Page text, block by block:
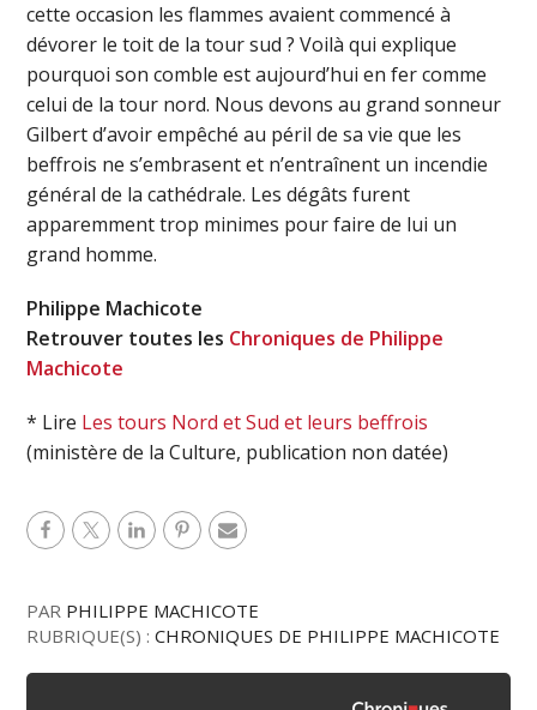
cette occasion les flammes avaient commencé à
dévorer le toit de la tour sud ? Voilà qui explique
pourquoi son comble est aujourd’hui en fer comme
celui de la tour nord. Nous devons au grand sonneur
Gilbert d’avoir empêché au péril de sa vie que les
beffrois ne s’embrasent et n’entraînent un incendie
général de la cathédrale. Les dégâts furent
apparemment trop minimes pour faire de lui un
grand homme.
Philippe Machicote
Retrouver toutes les Chroniques de Philippe
Machicote
* Lire Les tours Nord et Sud et leurs beffrois
(ministère de la Culture, publication non datée)
PAR PHILIPPE MACHICOTE
RUBRIQUE(S) :CHRONIQUES DE PHILIPPE MACHICOTE